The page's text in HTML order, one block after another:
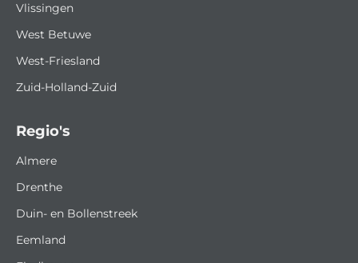
Regio's
Almere
Drenthe
Duin- en Bollenstreek
Eemland
Vlissingen
West Betuwe
West-Friesland
Zuid-Holland-Zuid